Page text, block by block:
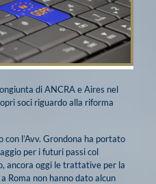
di ANCRA e Aires nel
soci riguardo alla riforma
l’Avv. Grondona ha portato
per i futuri passi col
ancora oggi le trattative per la
Roma non hanno dato alcun